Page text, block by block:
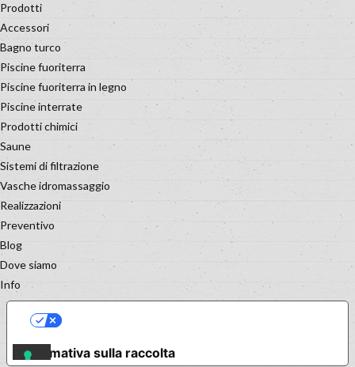
Prodotti
Accessori
Bagno turco
Piscine fuoriterra
Piscine fuoriterra in legno
Piscine interrate
Prodotti chimici
Saune
Sistemi di filtrazione
Vasche idromassaggio
Realizzazioni
Preventivo
Blog
Dove siamo
Info
Informativa sulla raccolta